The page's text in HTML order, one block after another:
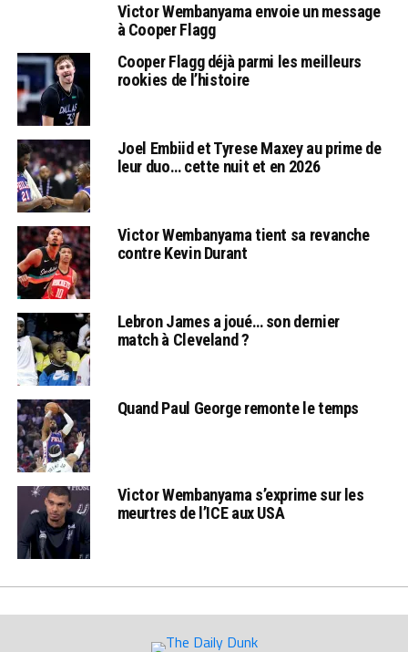
Victor Wembanyama envoie un message
à Cooper Flagg
Cooper Flagg déjà parmi les meilleurs
rookies de l’histoire
Joel Embiid et Tyrese Maxey au prime de
leur duo… cette nuit et en 2026
Victor Wembanyama tient sa revanche
contre Kevin Durant
Lebron James a joué… son dernier
match à Cleveland ?
Quand Paul George remonte le temps
Victor Wembanyama s’exprime sur les
meurtres de l’ICE aux USA